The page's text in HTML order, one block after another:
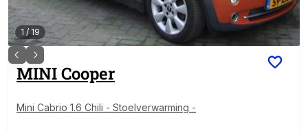
1 / 19
MINICooper
Mini Cabrio 1.6 Chili - Stoelverwarming -